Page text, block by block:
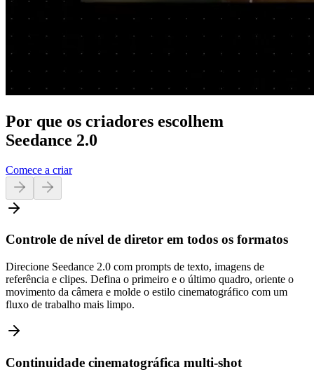
Por que os criadores escolhem
Seedance 2.0
Comece a criar
Controle de nível de diretor em todos os formatos
Direcione Seedance 2.0 com prompts de texto, imagens de
referência e clipes. Defina o primeiro e o último quadro, oriente o
movimento da câmera e molde o estilo cinematográfico com um
fluxo de trabalho mais limpo.
Continuidade cinematográfica multi-shot